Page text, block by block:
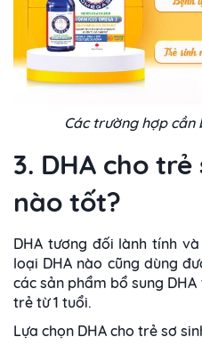
Các trường hợp cần
3. DHA cho
nào tốt?
DHA tương đối lành tính
loại DHA nào cũng dùng
các sản phẩm bổ sung
trẻ từ 1 tuổi.
Lựa chọn DHA cho trẻ sơ